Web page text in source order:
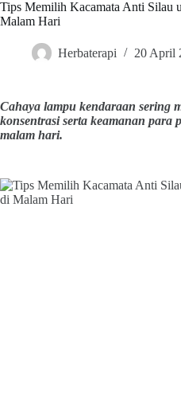
Tips Memilih Kacamata Anti Silau
Malam Hari
Herbaterapi 20 April
Cahaya lampu kendaraan sering
konsentrasi serta keamanan para
malam hari.